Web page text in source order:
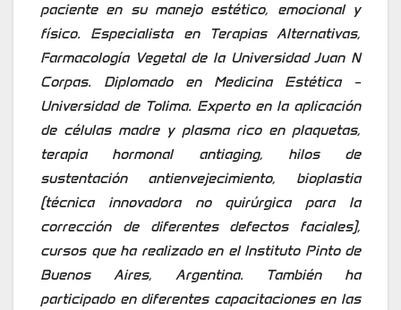
paciente en su manejo estético, emocional y
físico. Especialista en Terapias Alternativas,
Farmacología Vegetal de la Universidad Juan N
Corpas. Diplomado en Medicina Estética –
Universidad de Tolima. Experto en la aplicación
de células madre y plasma rico en plaquetas,
terapia hormonal antiaging, hilos de
sustentación antienvejecimiento, bioplastia
(técnica innovadora no quirúrgica para la
corrección de diferentes defectos faciales),
cursos que ha realizado en el Instituto Pinto de
Buenos Aires, Argentina. También ha
participado en diferentes capacitaciones en las